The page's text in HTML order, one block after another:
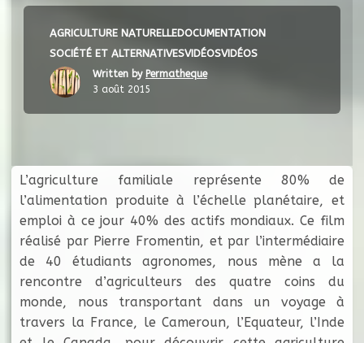
AGRICULTURE NATURELLEDOCUMENTATION
SOCIÉTÉ ET ALTERNATIVESVIDÉOSVIDÉOS
Written by Permatheque
3 août 2015
L’agriculture familiale représente 80% de
l’alimentation produite à l’échelle planétaire, et
emploi à ce jour 40% des actifs mondiaux. Ce film
réalisé par Pierre Fromentin, et par l’intermédiaire
de 40 étudiants agronomes, nous mène a la
rencontre d’agriculteurs des quatre coins du
monde, nous transportant dans un voyage à
travers la France, le Cameroun, l’Equateur, l’Inde